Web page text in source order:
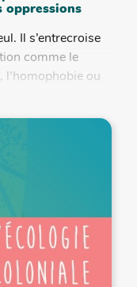
oppressions
Il s’entrecroise
comme le
l’homophobie ou